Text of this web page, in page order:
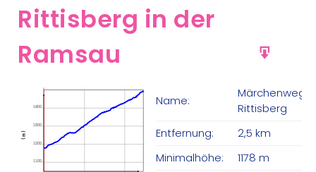
Rittisberg in der
Ramsau
1100
1200
1300
1400
(m)
Name:
Märchenweg
Rittisberg
Entfernung:
2,5 km
Minimalhöhe:
1178 m